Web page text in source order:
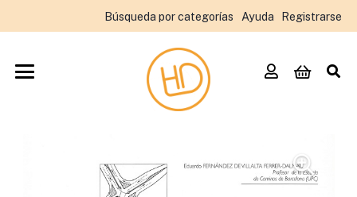
Búsqueda por categorías Ayuda Registrarse